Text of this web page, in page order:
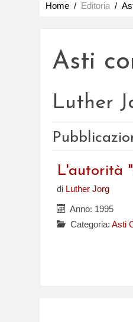
Home Editoria
Asti
Luther
L'autorità
di Luther Jorg
Anno: 1995
Categoria: Asti